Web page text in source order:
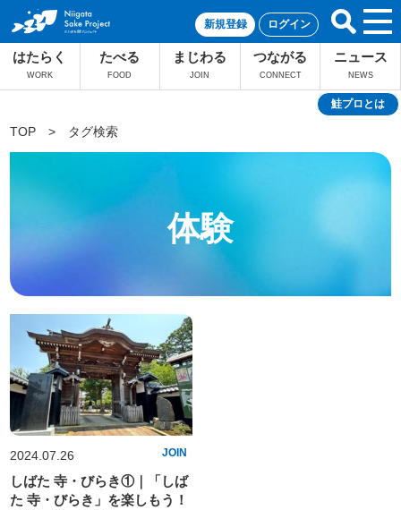
新規登録 ログイン
はたらく
WORK
たべる
FOOD
まじわる
JOIN
つながる
CONNECT
ニュース
NEWS
鮭プロとは
TOP > タグ検索
体験
2024.07.26 JOIN
しばた 寺・びらき①｜「しば
た 寺・びらき」を楽しもう！